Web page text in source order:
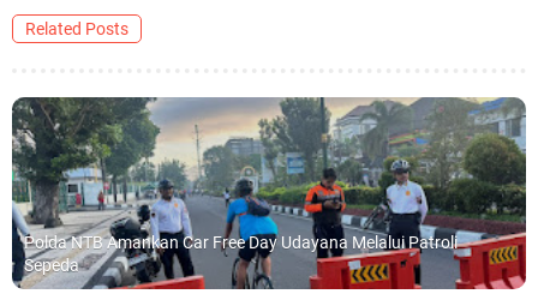
Related Posts
Polda NTB Amankan Car Free Day Udayana Melalui Patroli
Sepeda